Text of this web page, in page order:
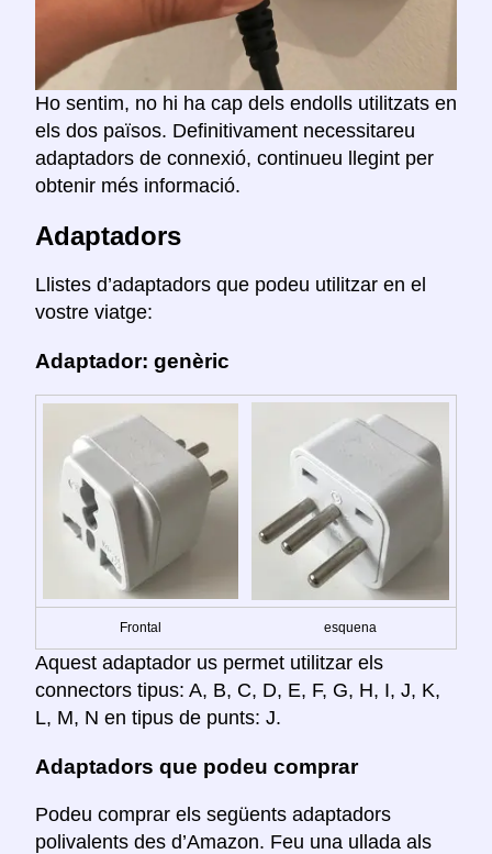
Ho sentim, no hi ha cap dels endolls utilitzats en
els dos països. Definitivament necessitareu
adaptadors de connexió, continueu llegint per
obtenir més informació.
Adaptadors
Llistes d’adaptadors que podeu utilitzar en el
vostre viatge:
Adaptador: genèric
Frontal esquena
Aquest adaptador us permet utilitzar els
connectors tipus: A, B, C, D, E, F, G, H, I, J, K,
L, M, N en tipus de punts: J.
Adaptadors que podeu comprar
Podeu comprar els següents adaptadors
polivalents des d’Amazon. Feu una ullada als